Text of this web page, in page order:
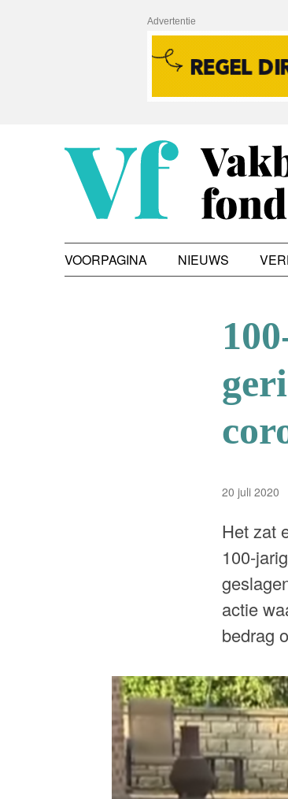
Advertentie
VOORPAGINA NIEUWS
20 juli 2020
Het zat
100-
actie
bedrag